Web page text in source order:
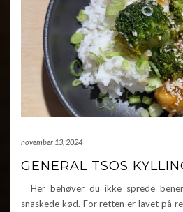
november 13, 2024
GENERAL TSOS
Her behøver du ikke sprede
snaskede kød. For retten er lavet på